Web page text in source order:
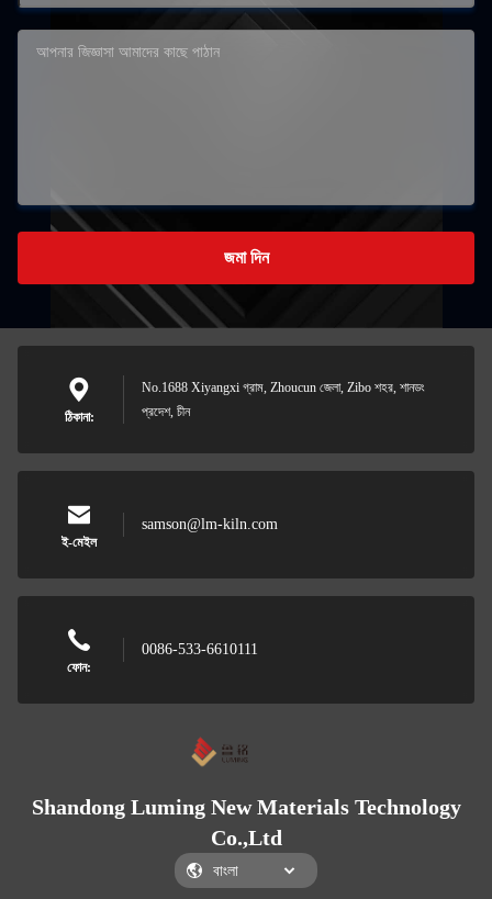
জমা দিন
ঠিকানা:
No.1688 Xiyangxi গ্রাম, Zhoucun জেলা, Zibo শহর, শানডং
প্রদেশ, চীন
ই-মেইল
samson@lm-kiln.com
ফোন:
0086-533-6610111
Shandong Luming New Materials Technology
Co.,Ltd